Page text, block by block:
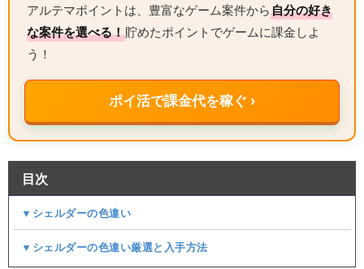
アルテマポイントは、豊富なゲーム案件から自分の好き
な案件を選べる！貯めたポイントでゲームに課金しよ
う！
ポイ活で課金代を稼ぐ ›
目次
▼シェルダーの色違い
▼シェルダーの色違い厳選と入手方法